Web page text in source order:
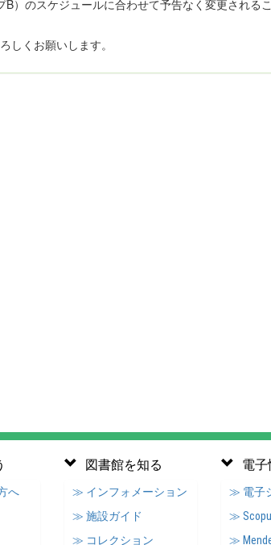
）のスケジュールに合わせて予告なく変更される
しくお願いします。
へ
図書館を知る
≫ インフォメーション
≫ 施設ガイド
≫ コレクション
電子
≫ 電子
≫
≫